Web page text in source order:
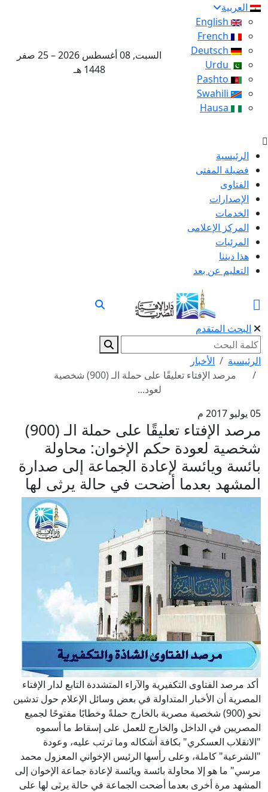
العربية
السبت, 08 أغسطس 2026 – 25 صفر
1448 هـ
الرئيسية
فضيلة المفتى
الفتاوى
الإصدارات
الخدمات
المركز الإعلامى
المرئيات
هذا ديننا
التعليم عن بعد
البحث المتقدم
الرئيسية
الأخبار
مرصد الإفتاء تعليقًا على حملة الـ (900) شخصية
لعود...
05 يوليو 2017 م
مرصد الإفتاء تعليقًا على حملة الـ (900)
شخصية لعودة حكم الإخوان: محاولة
بائسة ويائسة لإعادة الجماعة إلى صدارة
المشهد بعدما أضحت في حالة يرثى لها
أكد مرصد الفتاوى التكفيرية والآراء المتشددة التابع لدار الإفتاء
المصرية أن الأخبار المتداولة في بعض وسائل الإعلام حول تدشين
نحو (900) شخصية مصرية بالخارج حملةً وخطابًا مفتوحًا لجميع
المصريين في الداخل والخارج للعمل على إسقاط ما أسموه
"الانقلاب العسكري" بكافة أشكاله وما ترتب عليه، وعودة
"الشرعية" كاملة، وعلى رأسها الرئيس الإخواني المعزول محمد
مرسي" ما هو إلا محاولة بائسة ويائسة لإعادة جماعة الإخوان إلى
المشهد مرة أخرى بعدما أضحت الجماعة في حالة يرثى لها على